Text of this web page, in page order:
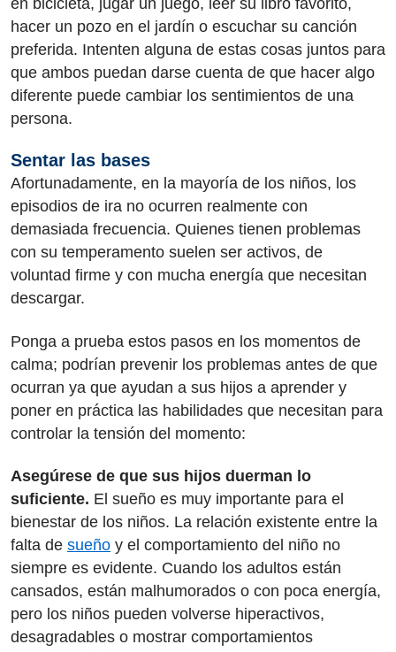
hacer un pozo en el jardín o escuchar su canción
preferida. Intenten alguna de estas cosas juntos para
que ambos puedan darse cuenta de que hacer algo
diferente puede cambiar los sentimientos de una
persona.
Sentar las bases
Afortunadamente, en la mayoría de los niños, los
episodios de ira no ocurren realmente con
demasiada frecuencia. Quienes tienen problemas
con su temperamento suelen ser activos, de
voluntad firme y con mucha energía que necesitan
descargar.
Ponga a prueba estos pasos en los momentos de
calma; podrían prevenir los problemas antes de que
ocurran ya que ayudan a sus hijos a aprender y
poner en práctica las habilidades que necesitan para
controlar la tensión del momento:
Asegúrese de que sus hijos duerman lo
suficiente. El sueño es muy importante para el
bienestar de los niños. La relación existente entre la
falta de sueño y el comportamiento del niño no
siempre es evidente. Cuando los adultos están
cansados, están malhumorados o con poca energía,
pero los niños pueden volverse hiperactivos,
desagradables o mostrar comportamientos